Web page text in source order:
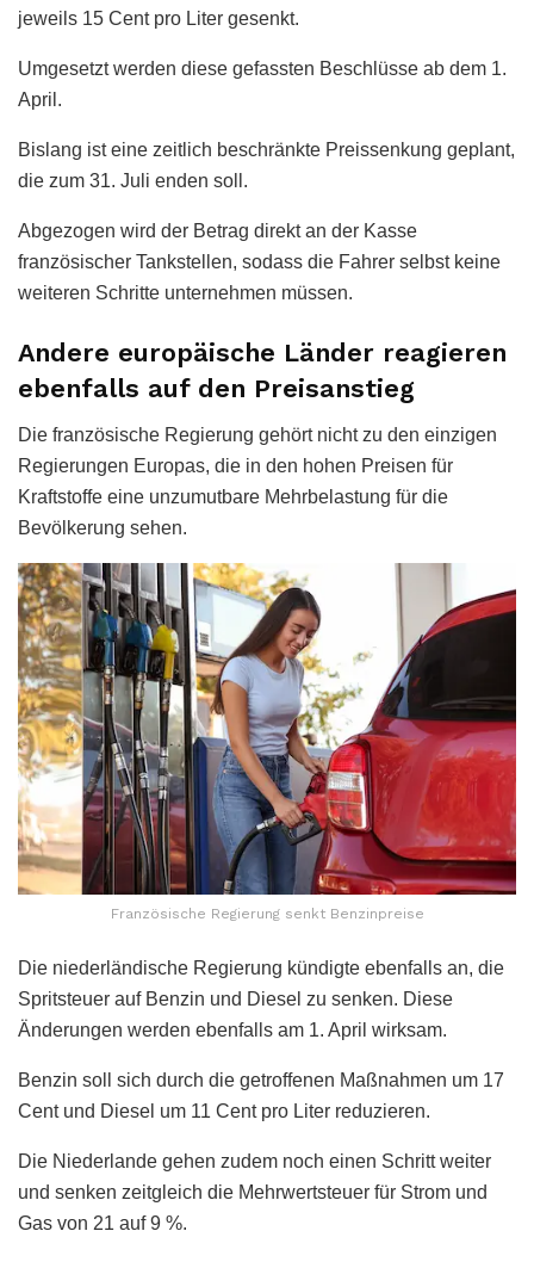
jeweils 15 Cent pro Liter gesenkt.
Umgesetzt werden diese gefassten Beschlüsse ab dem 1.
April.
Bislang ist eine zeitlich beschränkte Preissenkung geplant,
die zum 31. Juli enden soll.
Abgezogen wird der Betrag direkt an der Kasse
französischer Tankstellen, sodass die Fahrer selbst keine
weiteren Schritte unternehmen müssen.
Andere europäische Länder reagieren
ebenfalls auf den Preisanstieg
Die französische Regierung gehört nicht zu den einzigen
Regierungen Europas, die in den hohen Preisen für
Kraftstoffe eine unzumutbare Mehrbelastung für die
Bevölkerung sehen.
Französische Regierung senkt Benzinpreise
Die niederländische Regierung kündigte ebenfalls an, die
Spritsteuer auf Benzin und Diesel zu senken. Diese
Änderungen werden ebenfalls am 1. April wirksam.
Benzin soll sich durch die getroffenen Maßnahmen um 17
Cent und Diesel um 11 Cent pro Liter reduzieren.
Die Niederlande gehen zudem noch einen Schritt weiter
und senken zeitgleich die Mehrwertsteuer für Strom und
Gas von 21 auf 9 %.